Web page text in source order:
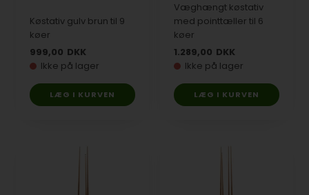
Køstativ gulv brun til 9
køer
999,00 DKK
Ikke på lager
Væghængt køstativ
med pointtæller til 6
køer
1.289,00 DKK
Ikke på lager